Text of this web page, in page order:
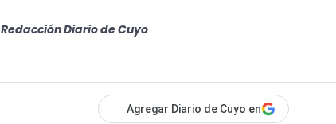
Redacción Diario de Cuyo
Agregar Diario de Cuyo en